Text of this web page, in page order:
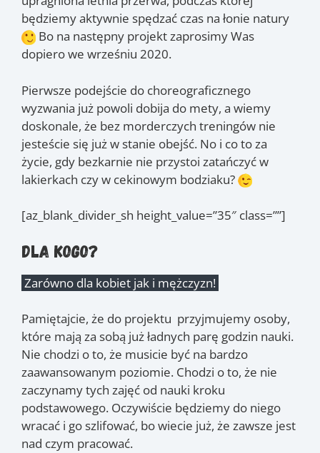
będziemy aktywnie spędzać czas na łonie natury
Bo na następny projekt zaprosimy Was
dopiero we wrześniu 2020.
Pierwsze podejście do choreograficznego
wyzwania już powoli dobija do mety, a wiemy
doskonale, że bez morderczych treningów nie
jesteście się już w stanie obejść. No i co to za
życie, gdy bezkarnie nie przystoi zatańczyć w
lakierkach czy w cekinowym bodziaku?
[az_blank_divider_sh height_value=”35″ class=””]
Dla kogo?
Zarówno dla kobiet jak i mężczyzn!
Pamiętajcie, że do projektu przyjmujemy osoby,
które mają za sobą już ładnych parę godzin nauki.
Nie chodzi o to, że musicie być na bardzo
zaawansowanym poziomie. Chodzi o to, że nie
zaczynamy tych zajęć od nauki kroku
podstawowego. Oczywiście będziemy do niego
wracać i go szlifować, bo wiecie już, że zawsze jest
nad czym pracować.